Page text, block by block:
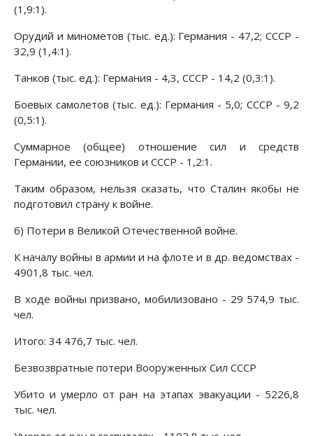
(1,9:1).
Орудий и минометов (тыс. ед.): Германия - 47,2; СССР -
32,9 (1,4:1).
Танков (тыс. ед.): Германия - 4,3, СССР - 14,2 (0,3:1).
Боевых самолетов (тыс. ед.): Германия - 5,0; СССР - 9,2
(0,5:1).
Суммарное (общее) отношение сил и средств
Германии, ее союзников и СССР - 1,2:1.
Таким образом, нельзя сказать, что Сталин якобы не
подготовил страну к войне.
б) Потери в Великой Отечественной войне.
К началу войны в армии и на флоте и в др. ведомствах -
4901,8 тыс. чел.
В ходе войны призвано, мобилизовано - 29 574,9 тыс.
чел.
Итого: 34 476,7 тыс. чел.
Безвозвратные потери Вооруженных Сил СССР
Убито и умерло от ран на этапах эвакуации - 5226,8
тыс. чел.